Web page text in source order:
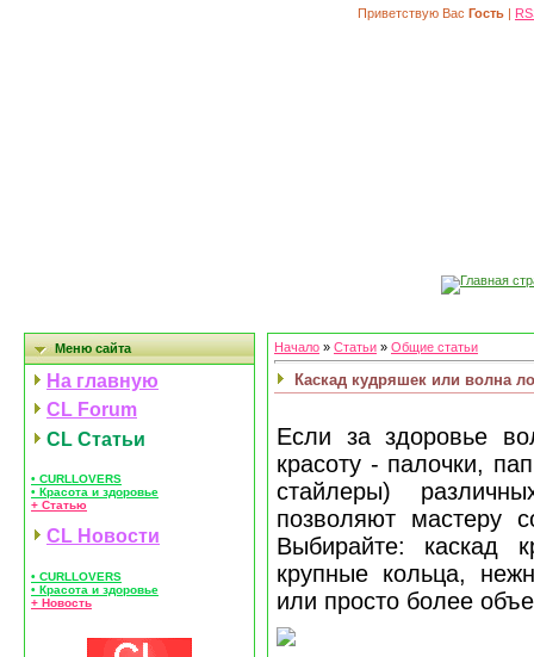
Приветствую Вас Гость |
Главная
Меню сайта
На главную
CL Forum
CL Статьи
• CURLLOVERS
• Красота и здоровье
+ Статью
CL Новости
• CURLLOVERS
• Красота и здоровье
+ Новость
Начало » Статьи » Общие статьи
Каскад кудряшек или волна
Если за здоровье
красоту - палочки,
стайлеры)
позволяют мастеру
Выбирайте: каскад
крупные кольца,
или просто более